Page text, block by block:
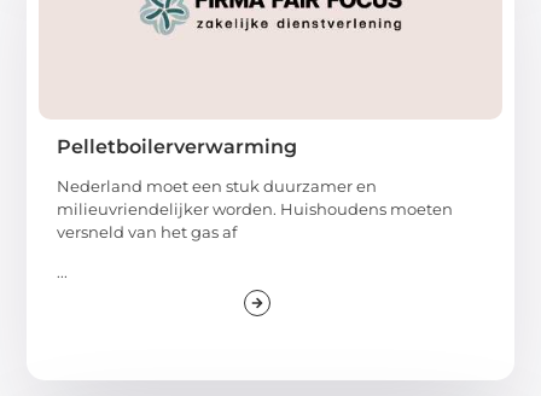
Pelletboilerverwarming
Nederland moet een stuk duurzamer en
milieuvriendelijker worden. Huishoudens moeten
versneld van het gas af
...